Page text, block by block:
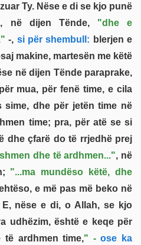
Ty. Nëse e di se kjo punë
në dijen Tënde, "dhe e
-, si për shembull: blerjen e
makine, martesën me këtë
në dijen Tënde paraprake,
mua, për fenë time, e cila
sime, dhe për jetën time në
time; pra, për atë se si
dhe çfarë do të rrjedhë prej
dhe të ardhmen...", në
"...ma mundëso këtë, dhe
e më pas më beko në
nëse e di, o Allah, se kjo
udhëzim, është e keqe për
të ardhmen time," -ose ka